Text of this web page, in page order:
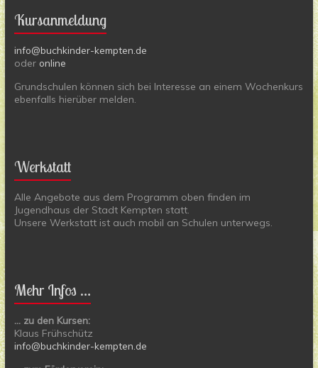
Kursanmeldung
info@buchkinder-kempten.de
oder online
Grundschulen können sich bei Interesse an einem Wochenkurs
ebenfalls hierüber melden.
Werkstatt
Alle Angebote aus dem Programm oben finden im
Jugendhaus der Stadt Kempten statt.
Unsere Werkstatt ist auch mobil an Schulen unterwegs.
Mehr Infos …
… zu den Kursen:
Klaus Frühschütz
info@buchkinder-kempten.de